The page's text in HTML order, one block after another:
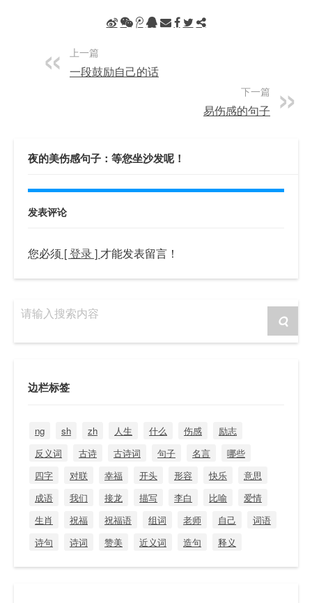
上一篇
一段鼓励自己的话
下一篇
易伤感的句子
夜的美伤感句子：等您坐沙发呢！
发表评论
您必须 [ 登录 ] 才能发表留言！
请输入搜索内容
边栏标签
ng sh zh 人生 什么 伤感
励志
反义词
古诗 古诗词 句子 名言
哪些
四字
对联 幸福 开头 形容 快乐
意思
成语
我们 接龙 描写 李白 比喻
爱情
生肖
祝福 祝福语 组词 老师 自己
词语
诗句
诗词 赞美 近义词 造句 释义